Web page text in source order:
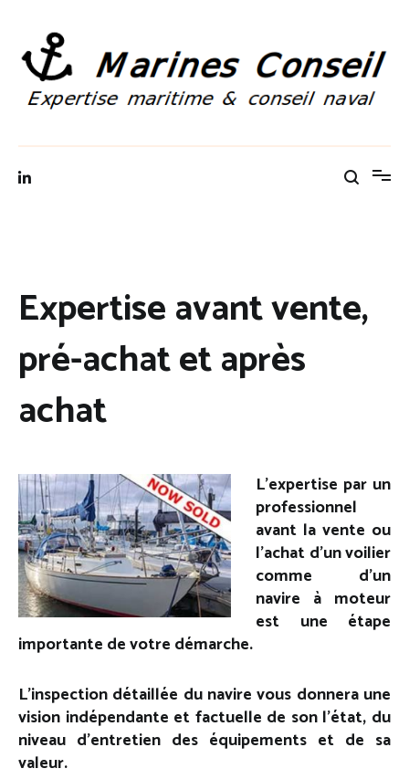
contenu
Marines Conseil: Expertise maritime à Brest
Expertise avant vente,
pré-achat et après
achat
L’expertise par un
professionnel
avant la vente ou
l’achat d’un voilier
comme d’un
navire à moteur
est une étape
importante de votre démarche.
L’inspection détaillée du navire vous donnera une
vision indépendante et factuelle de son l’état, du
niveau d’entretien des équipements et de sa
valeur.